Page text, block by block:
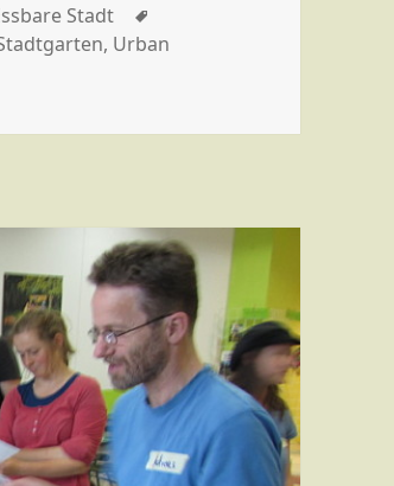
Stadt
, Urban